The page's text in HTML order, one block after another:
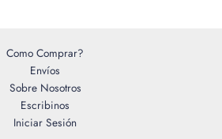
Como Comprar?
Envíos
Sobre Nosotros
Escribinos
Iniciar Sesión